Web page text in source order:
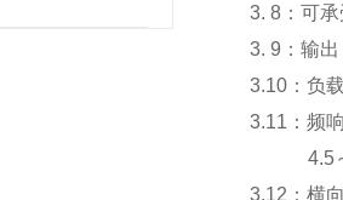
3. 8：可
3. 9：输
3.10：负
3.11：频
4.5～
3.12：横